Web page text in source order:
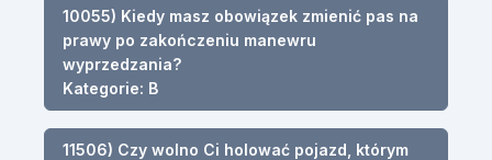
10055) Kiedy masz obowiązek zmienić pas na
prawy po zakończeniu manewru
wyprzedzania?
Kategorie: B
11506) Czy wolno Ci holować pojazd, którym